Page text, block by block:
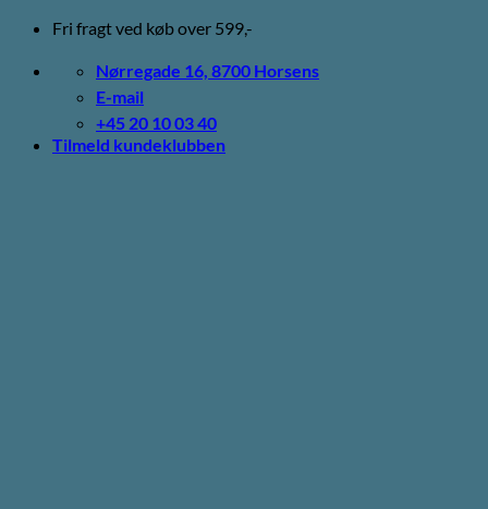
Fortsæt
indhold
Fri fragt ved køb over 599,-
Nørregade 16, 8700 Horsens
E-mail
+45 20 10 03 40
Tilmeld kundeklubben